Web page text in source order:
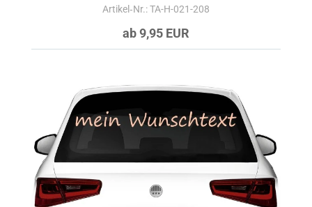
Artikel‑Nr.: TA-H-021-208
ab 9,95 EUR